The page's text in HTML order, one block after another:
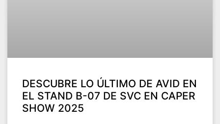
DESCUBRE LO ÚLTIMO DE AVID EN
EL STAND B-07 DE SVC EN CAPER
SHOW 2025